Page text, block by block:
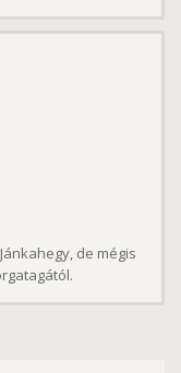
de mégis